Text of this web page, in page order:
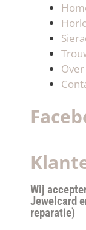
Over
Wij
Jewelcard
reparatie)